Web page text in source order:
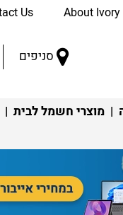
About Ivory
סניפים
| מוצרי חשמל לבית |